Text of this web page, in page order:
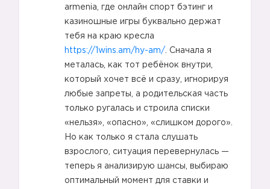
armenia, где онлайн спорт бэтинг и
казиношные игры буквально держат
тебя на краю кресла
https://1wins.am/hy-am/ . Сначала я
металась, как тот ребёнок внутри,
который хочет всё и сразу, игнорируя
любые запреты, а родительская часть
только ругалась и строила списки
«нельзя», «опасно», «слишком дорого».
Но как только я стала слушать
взрослого, ситуация перевернулась —
теперь я анализирую шансы, выбираю
оптимальный момент для ставки и